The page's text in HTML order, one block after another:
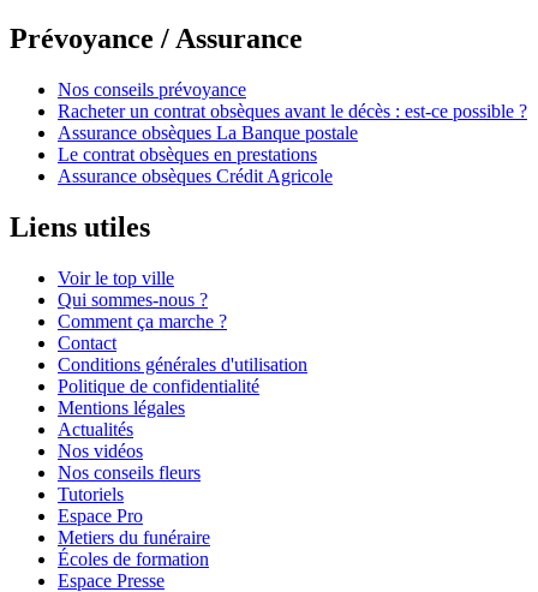
Prévoyance / Assurance
Nos conseils prévoyance
Racheter un contrat obsèques avant le décès : est-ce possible ?
Assurance obsèques La Banque postale
Le contrat obsèques en prestations
Assurance obsèques Crédit Agricole
Liens utiles
Voir le top ville
Qui sommes-nous ?
Comment ça marche ?
Contact
Conditions générales d'utilisation
Politique de confidentialité
Mentions légales
Actualités
Nos vidéos
Nos conseils fleurs
Tutoriels
Espace Pro
Metiers du funéraire
Écoles de formation
Espace Presse